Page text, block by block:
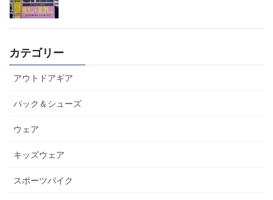
カテゴリー
アウトドアギア
パック＆シューズ
ウェア
キッズウェア
スポーツバイク